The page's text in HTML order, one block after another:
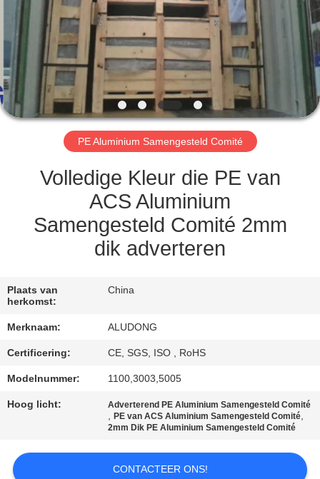
KWALITEITSCONTROLE
NEEM
CONTACT
MET
ONS
GEVALLEN
VRAAG
EEN
OFFERTE
SITEMAP
PRIVACYBELEID
PE Aluminium Samengesteld Comité
Volledige Kleur die PE van
ACS Aluminium
Samengesteld Comité 2mm
dik adverteren
Plaats van
herkomst:
China
Merknaam: ALUDONG
Certificering: CE, SGS, ISO , RoHS
Modelnummer: 1100,3003,5005
Hoog licht: Adverterend PE Aluminium Samengesteld Comité
,PE van ACS Aluminium Samengesteld Comité,
2mm Dik PE Aluminium Samengesteld Comité
CONTACTEER ONS!